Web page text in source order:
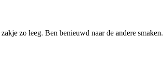
zo leeg. Ben benieuwd naar de andere smaken.